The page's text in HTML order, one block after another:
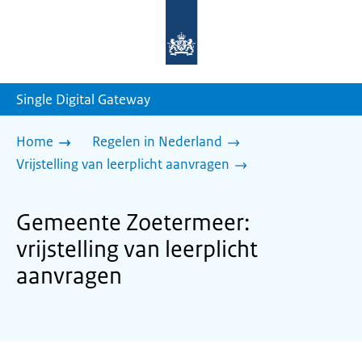
homepage
Single Digital Gateway
Home
Regelen in Nederland
Vrijstelling van leerplicht aanvragen
Gemeente Zoetermeer:
vrijstelling van leerplicht
aanvragen